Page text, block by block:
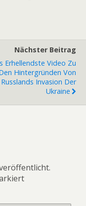
Nächster Beitrag
Erhellendste Video Zu
Hintergründen Von
Russlands Invasion Der
Ukraine